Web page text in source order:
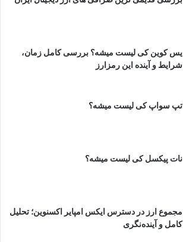
یس کوین کی لیست میشه؟ بررسی کامل زمان،
شرایط و آینده این رمزارز
تپ سواپ کی لیست میشه؟
نات پیکسل کی لیست میشه؟
مجموع ارز در دسترس ایکس امپایر اکسنوین؛ تحلیل
کامل و آینده‌نگری